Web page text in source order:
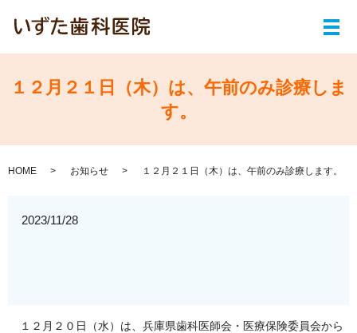
メ
１２月２１日（木）は、午前のみ診療しま
す。
HOME お知らせ １２月２１日（木）は、午前のみ診療します。
2023/11/28
１２月２０日（水）は、兵庫県歯科医師会・医療保険委員会から